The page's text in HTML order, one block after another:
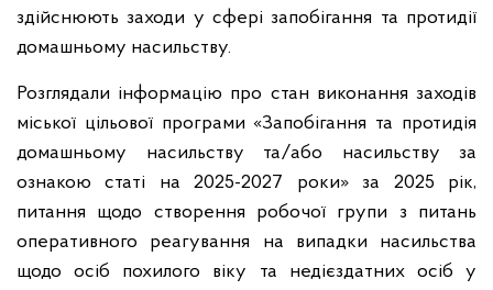
здійснюють заходи у сфері запобігання та протидії
домашньому насильству.
Розглядали інформацію про стан виконання заходів
міської цільової програми «Запобігання та протидія
домашньому насильству та/або насильству за
ознакою статі на 2025-2027 роки» за 2025 рік,
питання щодо створення робочої групи з питань
оперативного реагування на випадки насильства
щодо осіб похилого віку та недієздатних осіб у